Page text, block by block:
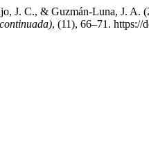
J. C., & Guzmán-Luna, J.
, (11), 66–71. https://